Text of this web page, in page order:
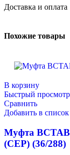
Доставка и оплата
Похожие товары
В корзину
Быстрый просмотр
Сравнить
Добавить в
Муфта
(СЕР) (36/288)